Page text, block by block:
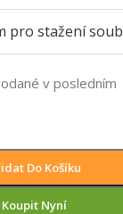
pro stažení
v posledním
Do Košíku
Koupit Nyní